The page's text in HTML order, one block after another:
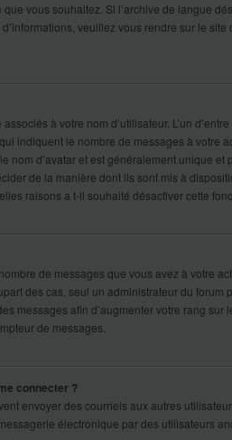
vous souhaitez. Si l’archive de langue
veuillez vous rendre sur le
à votre nom d’utilisateur. L’un
indiquent le nombre de messages à votre
nom d’avatar et est généralement unique et
de la manière dont ils sont mis à
raisons a t-il souhaité désactiver cette
de messages que vous avez à votre
des cas, seul un administrateur du forum
messages afin d’augmenter votre rang sur
de messages.
connecter ?
envoyer des courriels aux autres
électronique par des utilisateurs